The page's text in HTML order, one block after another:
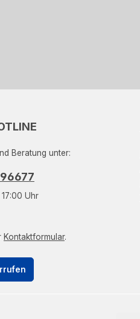
Beratung unter:
Uhr
Kontaktformular.